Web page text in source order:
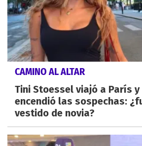
CAMINO AL ALTAR
Tini Stoessel viajó a París
encendió las sospechas:
vestido de novia?